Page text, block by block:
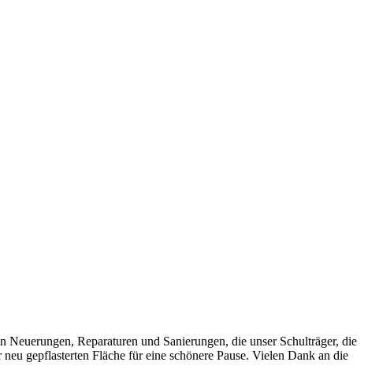
Reparaturen und Sanierungen, die unser Schulträger, die
gepflasterten Fläche für eine schönere Pause. Vielen Dank an die